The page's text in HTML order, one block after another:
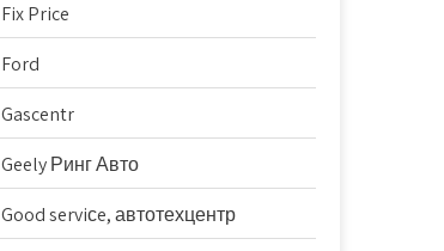
Fix Price
Ford
Gascentr
Geely Ринг Авто
Good serviсe, автотехцентр